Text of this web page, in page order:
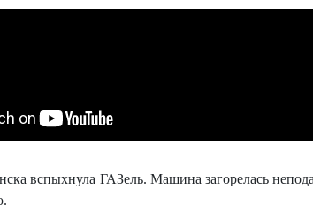
вспыхнула ГАЗель. Машина загорелась